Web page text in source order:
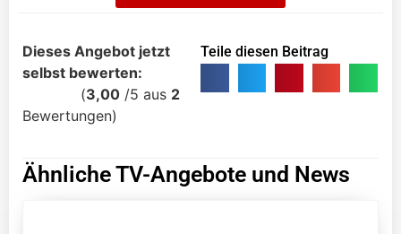
Dieses Angebot jetzt
selbst bewerten:
(3,00 /5 aus 2
Bewertungen)
Teile diesen Beitrag
Ähnliche TV-Angebote und News